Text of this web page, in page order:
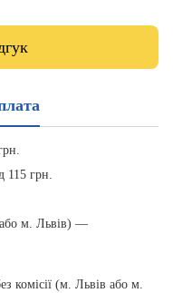
115 грн.
м. Львів) —
комісії (м. Львів або м.